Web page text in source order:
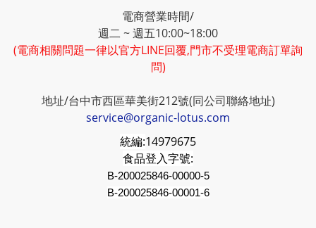
電商營業時間/
週二 ~ 週五10:00~18:00
(電商相關問題一律以官方LINE回覆,門市不受理電商訂單詢
問)
地址/台中市西區華美街212號(同公司聯絡地址)
service@organic-lotus.com
統編:14979675
食品登入字號:
B-200025846-00000-5
B-200025846-00001-6